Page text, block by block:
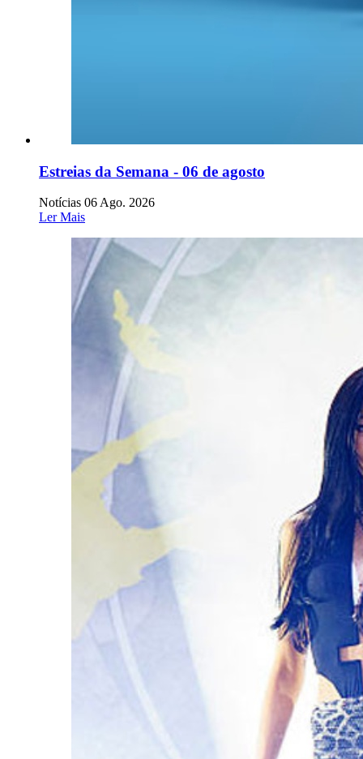
Estreias da Semana - 06 de agosto
Notícias 06 Ago. 2026
Ler Mais